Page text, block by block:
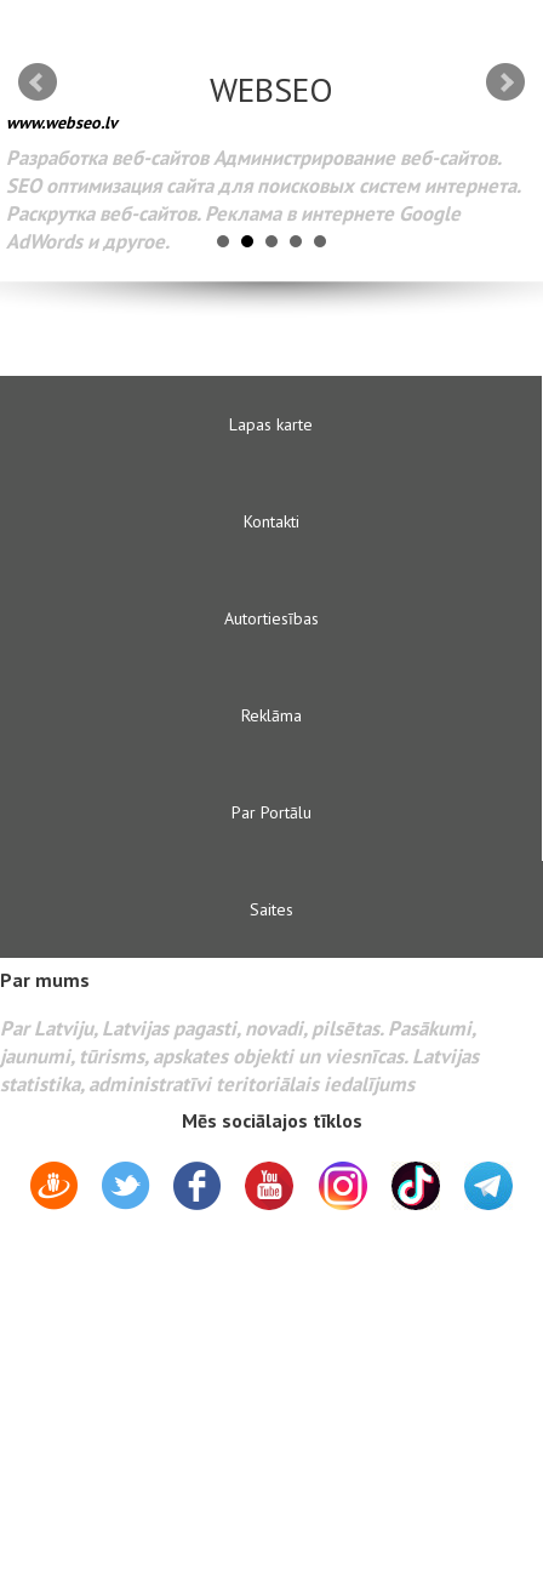
WEBSEO
www.webseo.lv
Разработка веб-сайтов Администрирование веб-сайтов.
SEO оптимизация сайта для поисковых систем интернета.
Раскрутка веб-сайтов. Реклама в интернете Google
AdWords и другое.
Lapas karte
Kontakti
Autortiesības
Reklāma
Par Portālu
Saites
Par mums
Par Latviju, Latvijas pagasti, novadi, pilsētas. Pasākumi,
jaunumi, tūrisms, apskates objekti un viesnīcas. Latvijas
statistika, administratīvi teritoriālais iedalījums
Mēs sociālajos tīklos